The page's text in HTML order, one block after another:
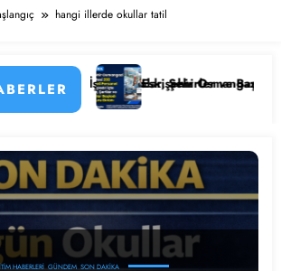
hangi illerde okullar tatil
İşte Kadrolar, Şehirler ve Başvuru Detayları
Eskişehir Osmangazi Üniversitesi
HABERLERI GÜNDEM SON DAKIKA